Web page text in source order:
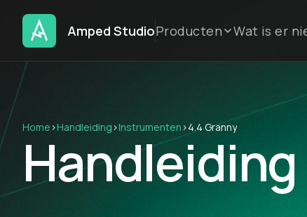
Amped StudioProducten Wat is er
Home ›Handleiding ›Instrumenten ›4.4 Granny
Handleiding